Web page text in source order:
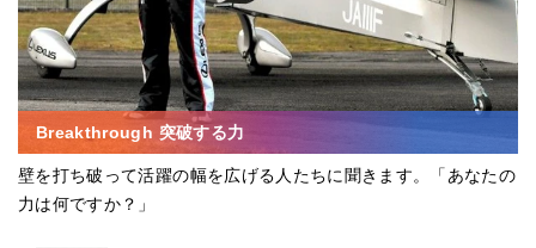
Breakthrough 突破する力
壁を打ち破って活躍の幅を広げる人たちに聞きます。「あなたの
力は何ですか？」